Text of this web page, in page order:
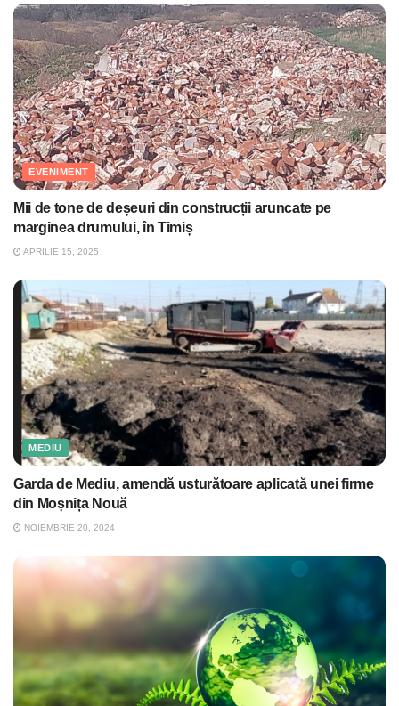
EVENIMENT
Mii de tone de deșeuri din construcții aruncate pe
marginea drumului, în Timiș
APRILIE 15, 2025
MEDIU
Garda de Mediu, amendă usturătoare aplicată unei firme
din Moșnița Nouă
NOIEMBRIE 20, 2024